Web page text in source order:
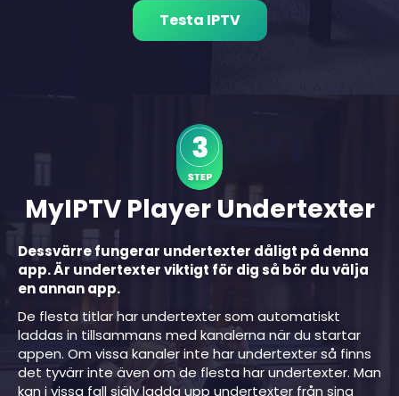
Testa IPTV
MyIPTV Player Undertexter
Dessvärre fungerar undertexter dåligt på denna
app. Är undertexter viktigt för dig så bör du välja
en annan app.
De flesta titlar har undertexter som automatiskt
laddas in tillsammans med kanalerna när du startar
appen. Om vissa kanaler inte har undertexter så finns
det tyvärr inte även om de flesta har undertexter. Man
kan i vissa fall själv ladda upp undertexter från sina